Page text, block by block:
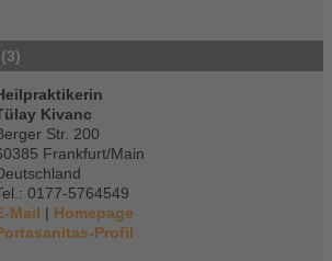
Kivanc
Str. 200
Frankfurt/Main
0177-5764549
Mail | Homepage
Profil